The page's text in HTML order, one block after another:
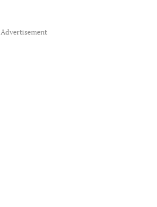
Advertisement